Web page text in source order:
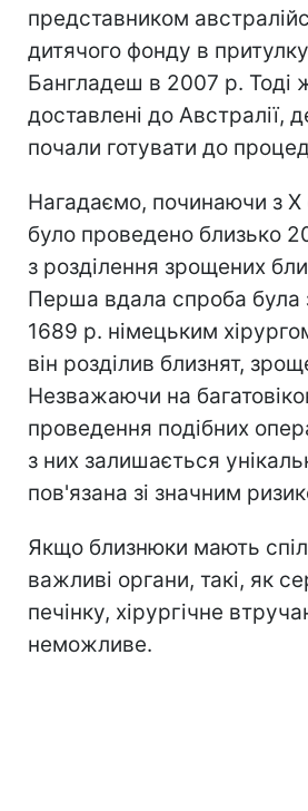
представником
дитячого фонду в
Бангладеш в 2007 р. Тоді
доставлені до Австралії,
почали готувати до
Нагадаємо, починаючи з X
було проведено близько
з розділення зрощених
Перша вдала спроба була
1689 р. німецьким
він розділив близнят,
Незважаючи на
проведення подібних
з них залишається
пов'язана зі значним
Якщо близнюки мають
важливі органи, такі, як
печінку, хірургічне
неможливе.